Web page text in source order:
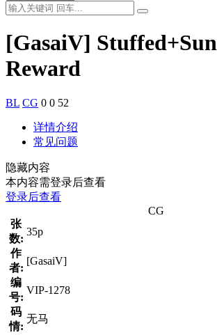
[GasaiV]
Reward
BL CG 0 0 52
详情介绍
常见问题
隐藏内容
本内容需登录后查看
登录后查看
CG
张
数:
35p
作
者:
[GasaiV]
编
号:
VIP-1278
码
情:
无马